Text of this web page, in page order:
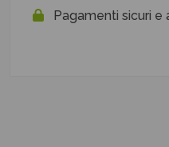
Pagamenti sicuri e